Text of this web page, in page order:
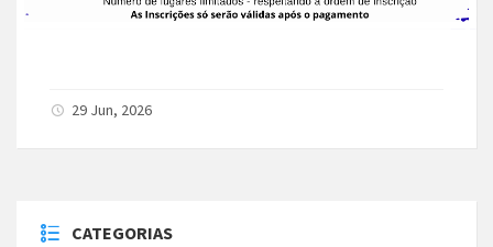
29 Jun, 2026
CATEGORIAS